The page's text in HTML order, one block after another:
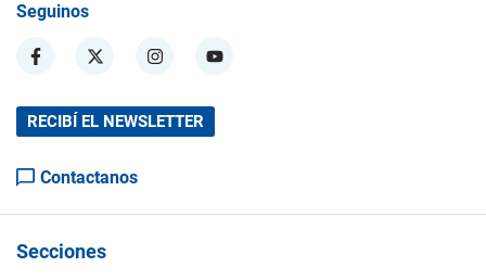
Seguinos
RECIBÍ EL NEWSLETTER
Contactanos
Secciones